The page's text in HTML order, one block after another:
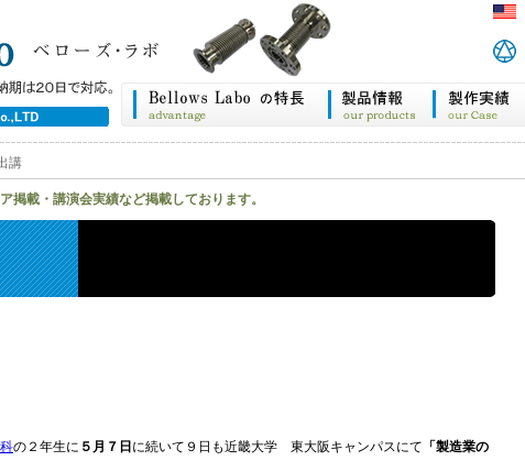
講
掲載・講演会実績など掲載しております。
の２年生に ５月７日 に続いて９日も近畿大学 東大阪キャンパスにて 「製造業の